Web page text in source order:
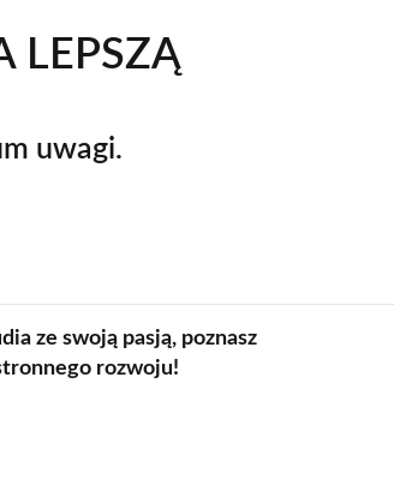
Kontakt
Wydz. Prawa i Administracji
Centrum Nauczania Języka i Kultury
Nauka języków
LEPSZĄ
uwagi.
ze swoją pasją, poznasz
rozwoju!